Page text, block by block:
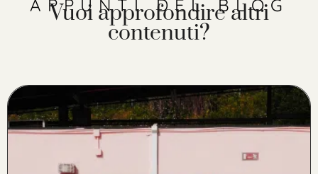
APPUNTI DEL BLOG
Vuoi approfondire altri
contenuti?